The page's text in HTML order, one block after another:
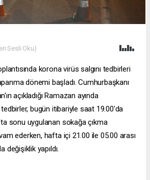
Sesli Oku)
korona virüs salgını tedbirleri
dönemi başladı. Cumhurbaşkanı
açıkladığı Ramazan ayında
bugün itibariyle saat 19.00'da
sonu uygulanan sokağa çıkma
ederken, hafta içi 21.00 ile 05.00 arası
değişiklik yapıldı.